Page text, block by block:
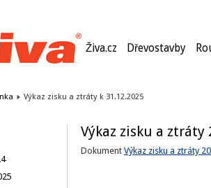
Živa.cz Dřevostavby
Výkaz zisku a ztráty k 31.12.2025
Výkaz zisku a ztráty
Dokument Výkaz zisku a ztráty